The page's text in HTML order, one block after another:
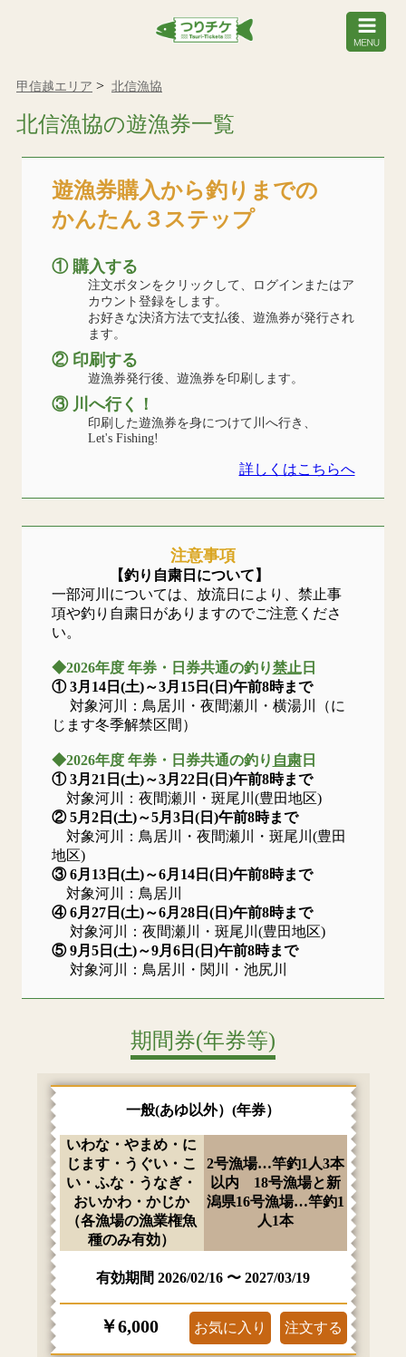
甲信越エリア 北信漁協
北信漁協の遊漁券一覧
遊漁券購入から釣りまでの
かんたん３ステップ
① 購入する
注文ボタンをクリックして、ログインまたはア
カウント登録をします。
お好きな決済方法で支払後、遊漁券が発行され
ます。
② 印刷する
遊漁券発行後、遊漁券を印刷します。
③ 川へ行く！
印刷した遊漁券を身につけて川へ行き、
Let's Fishing!
詳しくはこちらへ
注意事項
【釣り自粛日について】
一部河川については、放流日により、禁止事
項や釣り自粛日がありますのでご注意くださ
い。
◆2026年度 年券・日券共通の釣り禁止 日
① 3月14日(土)～3月15日(日)午前8時まで
対象河川：鳥居川・夜間瀬川・横湯川（に
じます冬季解禁区間）
◆2026年度 年券・日券共通の釣り 自粛日
① 3月21日(土)～3月22日(日)午前8時まで
対象河川：夜間瀬川・斑尾川(豊田地区)
② 5月2日(土)～5月3日(日)午前8時まで
対象河川：鳥居川・夜間瀬川・斑尾川(豊田
地区)
③ 6月13日(土)～6月14日(日)午前8時まで
対象河川：鳥居川
④ 6月27日(土)～6月28日(日)午前8時まで
対象河川：夜間瀬川・斑尾川(豊田地区)
⑤ 9月5日(土)～9月6日(日)午前8時まで
対象河川：鳥居川・関川・池尻川
期間券(年券等)
一般(あゆ以外）(年券）
いわな・やまめ・に
じます・うぐい・こ
い・ふな・うなぎ・
おいかわ・かじか
（各漁場の漁業権魚
種のみ有効）
2号漁場…竿釣1人3本
以内 18号漁場と新
潟県16号漁場…竿釣1
人1本
有効期間 2026/02/16 〜 2027/03/19
￥6,000 お気に入り 注文する